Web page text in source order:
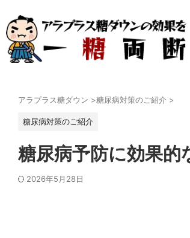
アラプラス糖ダウン >糖尿病対策のご紹介 >
糖尿病対策のご紹介
糖尿病予防に効果的
2026年5月28日